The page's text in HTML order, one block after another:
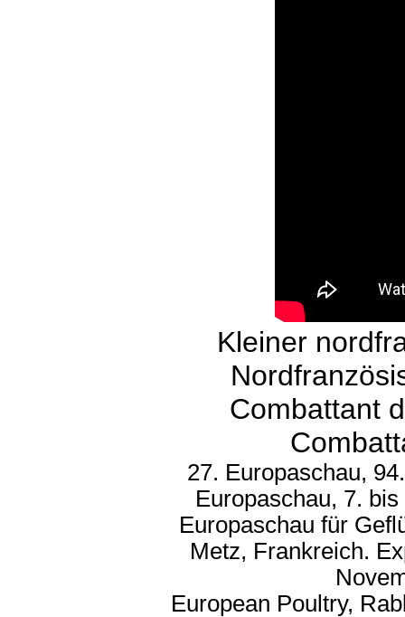
Kleiner
Combattant
27. Europaschau,
Europaschau, 7.
Europaschau für
Metz, Frankreich.
European Poultry,